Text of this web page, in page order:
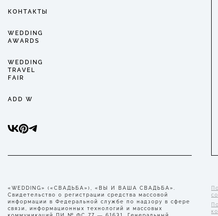
КОНТАКТЫ
WEDDING
AWARDS
WEDDING
TRAVEL
FAIR
ADD W
«WEDDING» («СВАДЬБА»), «ВЫ И ВАША СВАДЬБА».
Свидетельство о регистрации средства массовой
информации в Федеральной службе по надзору в сфере
связи, информационных технологий и массовых